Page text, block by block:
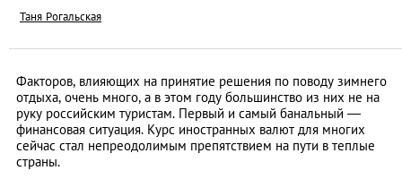
Таня Рогальская
Факторов, влияющих на принятие решения по поводу зимнего
отдыха, очень много, а в этом году большинство из них не на
руку российским туристам. Первый и самый банальный —
финансовая ситуация. Курс иностранных валют для многих
сейчас стал непреодолимым препятствием на пути в теплые
страны.